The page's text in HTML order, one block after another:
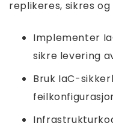
replikeres, sikres
Implementer
sikre levering
Bruk IaC-